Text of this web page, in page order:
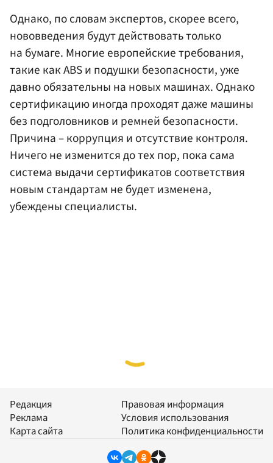
Однако, по словам экспертов, скорее всего,
нововведения будут действовать только
на бумаге. Многие европейские требования,
такие как ABS и подушки безопасности, уже
давно обязательны на новых машинах. Однако
сертификацию иногда проходят даже машины
без подголовников и ремней безопасности.
Причина – коррупция и отсутствие контроля.
Ничего не изменится до тех пор, пока сама
система выдачи сертификатов соответствия
новым стандартам не будет изменена,
убеждены специалисты.
Редакция
Реклама
Карта сайта
Правовая информация
Условия использования
Политика конфиденциальности